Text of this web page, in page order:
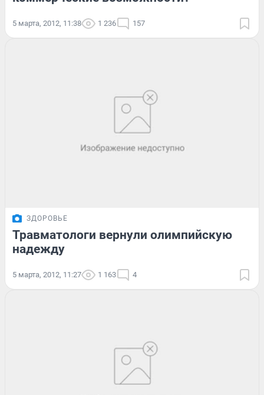
5 марта, 2012, 11:38 1 236 157
ЗДОРОВЬЕ
Травматологи вернули олимпийскую
надежду
5 марта, 2012, 11:27 1 163 4